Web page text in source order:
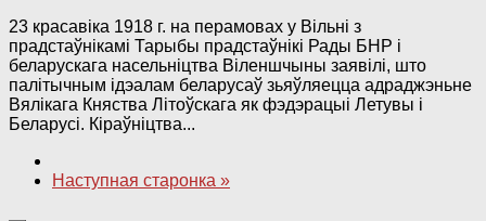
23 красавіка 1918 г. на перамовах у Вільні з
прадстаўнікамі Тарыбы прадстаўнікі Рады БНР і
беларускага насельніцтва Віленшчыны заявілі, што
палітычным ідэалам беларусаў зьяўляецца адраджэньне
Вялікага Княства Літоўскага як фэдэрацыі Летувы і
Беларусі. Кіраўніцтва...
Наступная старонка »